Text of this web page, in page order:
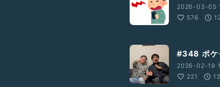
2026-03-05
576
#348 ポケ
2026-02-19
221